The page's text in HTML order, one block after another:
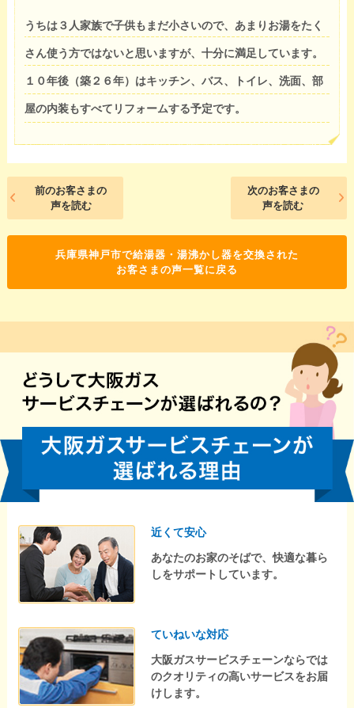
うちは３人家族で子供もまだ小さいので、あまりお湯をたく
さん使う方ではないと思いますが、十分に満足しています。
１０年後（築２６年）はキッチン、バス、トイレ、洗面、部
屋の内装もすべてリフォームする予定です。
前のお客さまの
声を読む
次のお客さまの
声を読む
兵庫県神戸市で給湯器・湯沸かし器を交換された
お客さまの声一覧に戻る
近くて安心
あなたのお家のそばで、快適な暮ら
しをサポートしています。
ていねいな対応
大阪ガスサービスチェーンならでは
のクオリティの高いサービスをお届
けします。